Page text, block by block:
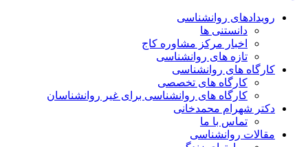
رویدادهای روانشناسی
دانستنی ها
اخبار مرکز مشاوره کاج
تازه های روانشناسی
کارگاه های روانشناسی
کارگاه های تخصصی
کارگاه های روانشناسی برای غیر روانشناسان
دکتر شهرام محمدخانی
تماس با ما
مقالات روانشناسی